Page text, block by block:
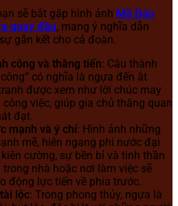
sẽ bắt gặp hình ảnh Mã Đáo
quay đầu, mang ý nghĩa dẫn
gắn kết cho cả đoàn.
công và thăng tiến: Câu thành
có nghĩa là ngựa đến ắt
được xem như lời chúc may
việc, giúp gia chủ thăng quan
đạt.
mạnh và ý chí: Hình ảnh những
mẽ, hiên ngang phi nước đại
cường, sự bền bỉ và tinh thần
nhà hoặc nơi làm việc sẽ
động lực tiến về phía trước.
lộc: Trong phong thủy, ngựa là